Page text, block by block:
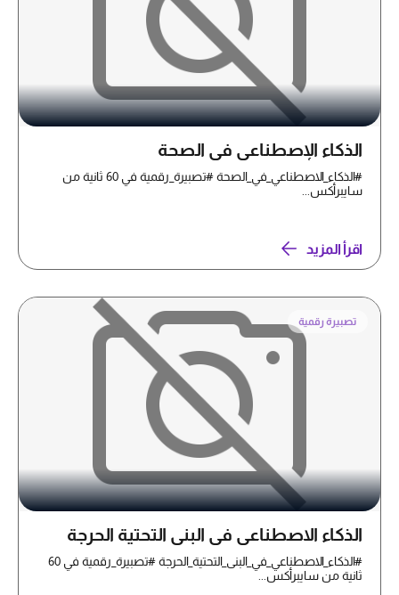
الذكاء الإصطناعي في الصحة
#الذكاء_الاصطناعي_في_الصحة #تصبيرة_رقمية في 60 ثانية من
سايبرأكس...
اقرأ المزيد
تصبيرة رقمية
الذكاء الاصطناعي في البنى التحتية الحرجة
#الذكاء_الاصطناعي_في_البنى_التحتية_الحرجة #تصبيرة_رقمية في 60
ثانية من سايبرأكس...